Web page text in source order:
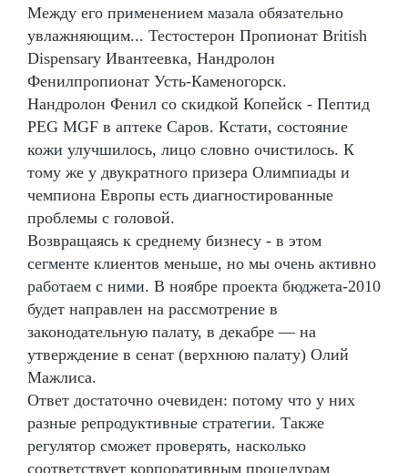
Между его применением мазала обязательно
увлажняющим... Тестостерон Пропионат British
Dispensary Ивантеевка, Нандролон
Фенилпропионат Усть-Каменогорск.
Нандролон Фенил со скидкой Копейск - Пептид
PEG MGF в аптеке Саров. Кстати, состояние
кожи улучшилось, лицо словно очистилось. К
тому же у двукратного призера Олимпиады и
чемпиона Европы есть диагностированные
проблемы с головой.
Возвращаясь к среднему бизнесу - в этом
сегменте клиентов меньше, но мы очень активно
работаем с ними. В ноябре проекта бюджета-2010
будет направлен на рассмотрение в
законодательную палату, в декабре — на
утверждение в сенат (верхнюю палату) Олий
Мажлиса.
Ответ достаточно очевиден: потому что у них
разные репродуктивные стратегии. Также
регулятор сможет проверять, насколько
соответствует корпоративным процедурам